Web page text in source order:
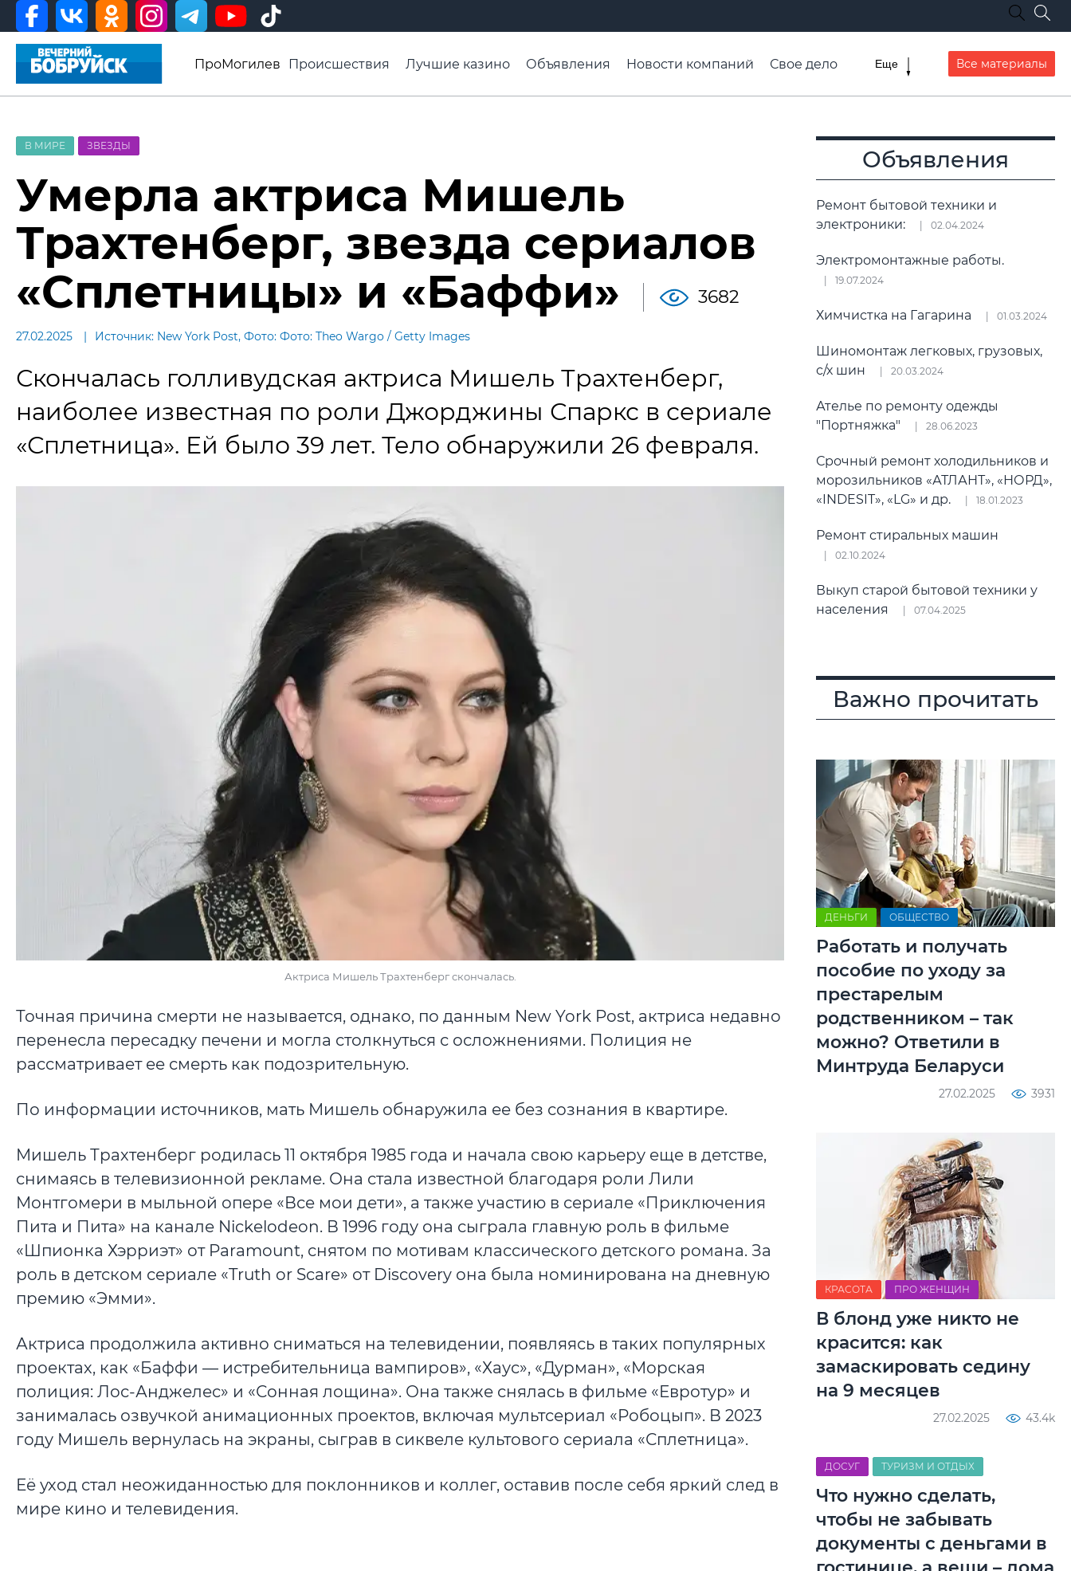
ПроМогилев Происшествия Лучшие казино Объявления Новости компаний
Свое дело
Видео ВБ
Еще Все материалы
В МИРЕ ЗВЕЗДЫ
Умерла актриса Мишель
Трахтенберг, звезда сериалов
«Сплетницы» и «Баффи»
3682
27.02.2025 Источник: New York Post, Фото: Фото: Theo Wargo / Getty Images
Скончалась голливудская актриса Мишель Трахтенберг,
наиболее известная по роли Джорджины Спаркс в сериале
«Сплетница». Ей было 39 лет. Тело обнаружили 26 февраля.
Актриса Мишель Трахтенберг скончалась.
Точная причина смерти не называется, однако, по данным New York Post, актриса недавно
перенесла пересадку печени и могла столкнуться с осложнениями. Полиция не
рассматривает ее смерть как подозрительную.
По информации источников, мать Мишель обнаружила ее без сознания в квартире.
Мишель Трахтенберг родилась 11 октября 1985 года и начала свою карьеру еще в детстве,
снимаясь в телевизионной рекламе. Она стала известной благодаря роли Лили
Монтгомери в мыльной опере «Все мои дети», а также участию в сериале «Приключения
Пита и Пита» на канале Nickelodeon. В 1996 году она сыграла главную роль в фильме
«Шпионка Хэрриэт» от Paramount, снятом по мотивам классического детского романа. За
роль в детском сериале «Truth or Scare» от Discovery она была номинирована на дневную
премию «Эмми».
Актриса продолжила активно сниматься на телевидении, появляясь в таких популярных
проектах, как «Баффи — истребительница вампиров», «Хаус», «Дурман», «Морская
полиция: Лос-Анджелес» и «Сонная лощина». Она также снялась в фильме «Евротур» и
занималась озвучкой анимационных проектов, включая мультсериал «Робоцып». В 2023
году Мишель вернулась на экраны, сыграв в сиквеле культового сериала «Сплетница».
Её уход стал неожиданностью для поклонников и коллег, оставив после себя яркий след в
мире кино и телевидения.
Объявления
Ремонт бытовой техники и
электроники:
02.04.2024
Электромонтажные работы.
19.07.2024
Химчистка на Гагарина 01.03.2024
Шиномонтаж легковых, грузовых,
с/х шин
20.03.2024
Ателье по ремонту одежды
"Портняжка"
28.06.2023
Срочный ремонт холодильников и
морозильников «АТЛАНТ», «НОРД»,
«INDESIT», «LG» и др.
18.01.2023
Ремонт стиральных машин
02.10.2024
Выкуп старой бытовой техники у
населения
07.04.2025
Важно прочитать
ДЕНЬГИ ОБЩЕСТВО
Работать и получать
пособие по уходу за
престарелым
родственником – так
можно? Ответили в
Минтруда Беларуси
27.02.2025 3931
КРАСОТА ПРО ЖЕНЩИН
В блонд уже никто не
красится: как
замаскировать седину
на 9 месяцев
27.02.2025 43.4k
ДОСУГ ТУРИЗМ И ОТДЫХ
Что нужно сделать,
чтобы не забывать
документы с деньгами в